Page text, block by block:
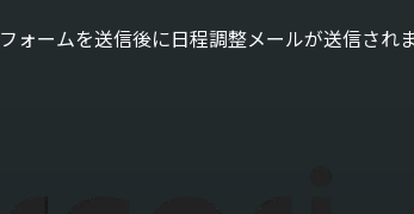
フォームを送信後に日程調整メールが送信されま